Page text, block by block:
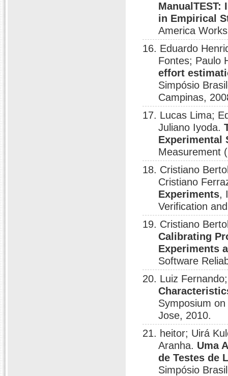
in Empirical
America
16. Eduardo
Fontes; Paulo
effort
Simpósio
Campinas,
17. Lucas Lima;
Juliano Iyoda.
Experimental
Measurement
18. Cristiano
Cristiano
Experiments,
Verification
19. Cristiano
Calibrating
Experiments
Software
20. Luiz
Symposium
Jose, 2010.
21. heitor; Uirá
Aranha. Uma
de Testes de
Simpósio